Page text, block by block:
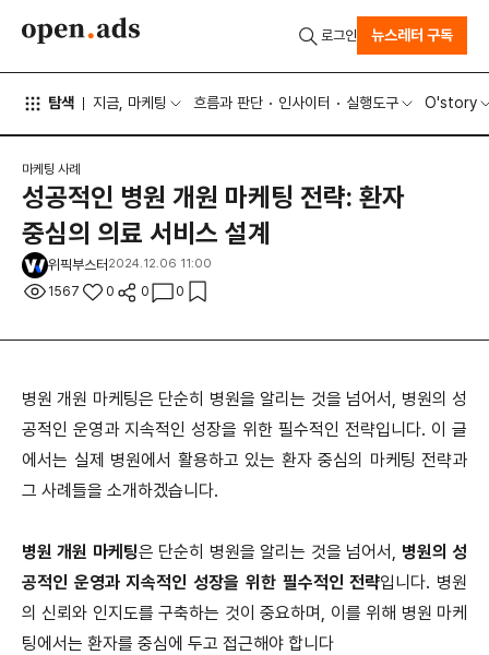
탐색 지금, 마케팅 흐름과 판단 인사이터 실행도구 O'story
로그인 뉴스레터 구독
마케팅 사례
성공적인 병원 개원 마케팅 전략: 환자
중심의 의료 서비스 설계
위픽부스터 2024.12.06 11:00
1567 0 0 0
병원 개원 마케팅은 단순히 병원을 알리는 것을 넘어서, 병원의 성
공적인 운영과 지속적인 성장을 위한 필수적인 전략입니다. 이 글
에서는 실제 병원에서 활용하고 있는 환자 중심의 마케팅 전략과
그 사례들을 소개하겠습니다.
병원 개원 마케팅은 단순히 병원을 알리는 것을 넘어서, 병원의 성
공적인 운영과 지속적인 성장을 위한 필수적인 전략입니다. 병원
의 신뢰와 인지도를 구축하는 것이 중요하며, 이를 위해 병원 마케
팅에서는 환자를 중심에 두고 접근해야 합니다